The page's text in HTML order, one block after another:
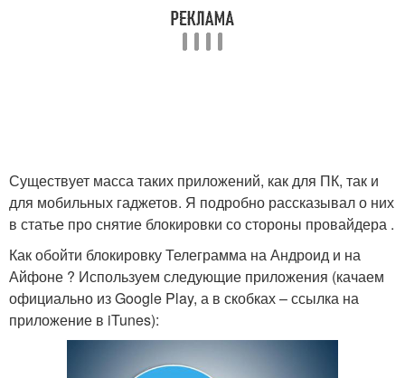
Существует масса таких приложений, как для ПК, так и
для мобильных гаджетов. Я подробно рассказывал о них
в статье про снятие блокировки со стороны провайдера .
Как обойти блокировку Телеграмма на Андроид и на
Айфоне ? Используем следующие приложения (качаем
официально из Google Play, а в скобках – ссылка на
приложение в iTunes):